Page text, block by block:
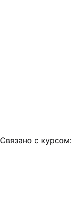
Связано с курсом: